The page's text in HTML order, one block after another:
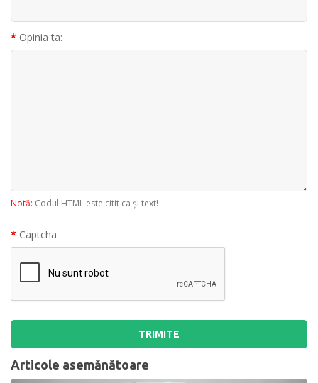
Opinia ta:
Notă: Codul HTML este citit ca şi text!
Captcha
TRIMITE
Articole asemănătoare